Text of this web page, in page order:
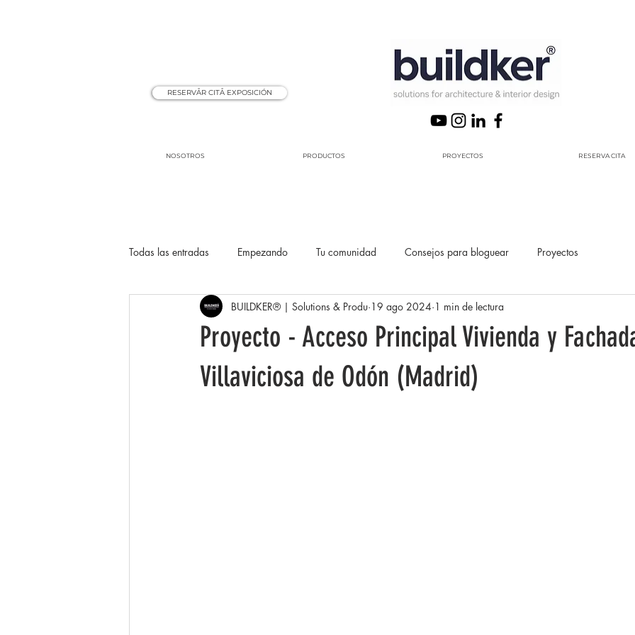
RESERVÅR CITÅ EXPOSICIÓN
NOSOTROS PRODUCTOS PROYECTOS RESERVA CITA
Todas las entradas Empezando Tu comunidad Consejos para bloguear Proyectos
Proyecto - Acceso Principal Vivienda y
Villaviciosa de Odón (Madrid)
BUILDKER® | Solutions & Produ 19 ago 2024 1 min de lectura